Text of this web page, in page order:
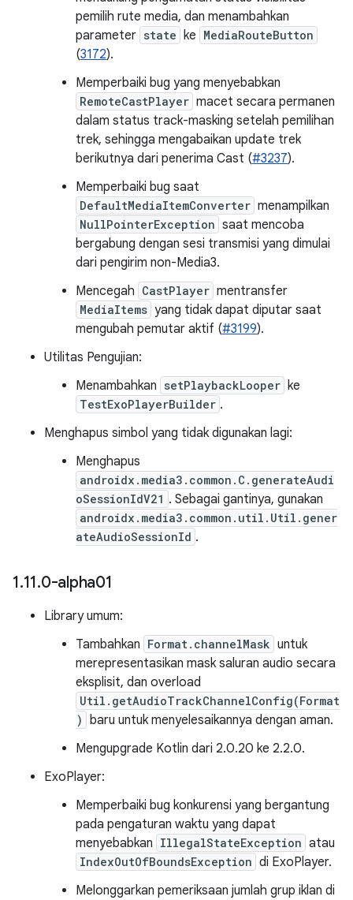
pemilih rute media, dan menambahkan
parameter state ke MediaRouteButton
(3172).
Memperbaiki bug yang menyebabkan
RemoteCastPlayer macet secara permanen
dalam status track-masking setelah pemilihan
trek, sehingga mengabaikan update trek
berikutnya dari penerima Cast (#3237).
Memperbaiki bug saat
DefaultMediaItemConverter menampilkan
NullPointerException saat mencoba
bergabung dengan sesi transmisi yang dimulai
dari pengirim non-Media3.
Mencegah CastPlayer mentransfer
MediaItems yang tidak dapat diputar saat
mengubah pemutar aktif (#3199).
Utilitas Pengujian:
Menambahkan setPlaybackLooper ke
TestExoPlayerBuilder .
Menghapus simbol yang tidak digunakan lagi:
Menghapus
androidx.media3.common.C.generateAudi
oSessionIdV21 . Sebagai gantinya, gunakan
androidx.media3.common.util.Util.gener
ateAudioSessionId .
1.11.0-alpha01
Library umum:
Tambahkan Format.channelMask untuk
merepresentasikan mask saluran audio secara
eksplisit, dan overload
Util.getAudioTrackChannelConfig(Format
) baru untuk menyelesaikannya dengan aman.
Mengupgrade Kotlin dari 2.0.20 ke 2.2.0.
ExoPlayer:
Memperbaiki bug konkurensi yang bergantung
pada pengaturan waktu yang dapat
menyebabkan IllegalStateException atau
IndexOutOfBoundsException di ExoPlayer.
Melonggarkan pemeriksaan jumlah grup iklan di